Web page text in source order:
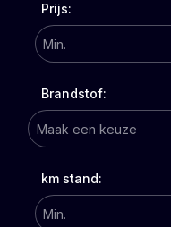
Prijs:
Brandstof:
km stand: